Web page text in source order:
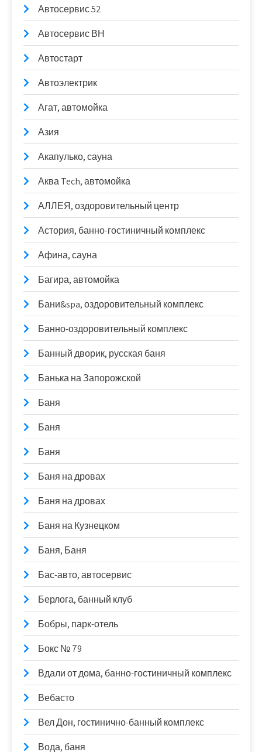
Автосервис 52
Автосервис ВН
Автостарт
Автоэлектрик
Агат, автомойка
Азия
Акапулько, сауна
Аква Tech, автомойка
АЛЛЕЯ, оздоровительный центр
Астория, банно-гостиничный комплекс
Афина, сауна
Багира, автомойка
Бани&spa, оздоровительный комплекс
Банно-оздоровительный комплекс
Банный дворик, русская баня
Банька на Запорожской
Баня
Баня
Баня
Баня на дровах
Баня на дровах
Баня на Кузнецком
Баня, Баня
Бас-авто, автосервис
Берлога, банный клуб
Бобры, парк-отель
Бокс № 79
Вдали от дома, банно-гостиничный комплекс
Вебасто
Вел Дон, гостинично-банный комплекс
Вода, баня